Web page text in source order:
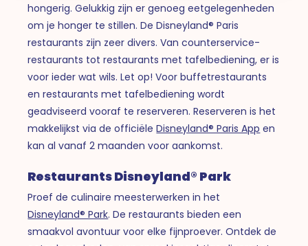
hongerig. Gelukkig zijn er genoeg eetgelegenheden
om je honger te stillen. De Disneyland® Paris
restaurants zijn zeer divers. Van counterservice-
restaurants tot restaurants met tafelbediening, er is
voor ieder wat wils. Let op! Voor buffetrestaurants
en restaurants met tafelbediening wordt
geadviseerd vooraf te reserveren. Reserveren is het
makkelijkst via de officiëleDisneyland® Paris App en
kan al vanaf 2 maanden voor aankomst.
Restaurants Disneyland® Park
Proef de culinaire meesterwerken in het
Disneyland® Park. De restaurants bieden een
smaakvol avontuur voor elke fijnproever. Ontdek de